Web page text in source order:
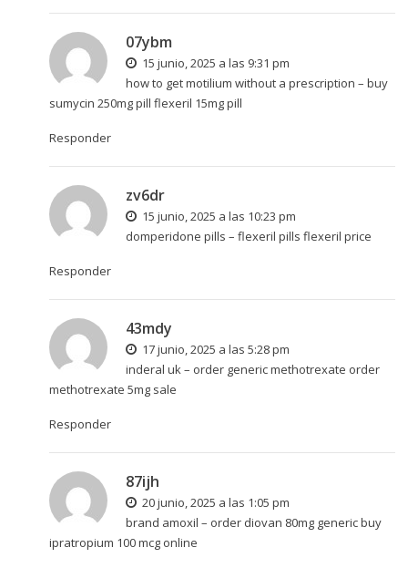
07ybm
15 junio, 2025 a las 9:31 pm
how to get motilium without a prescription – buy
sumycin 250mg pill flexeril 15mg pill
Responder
zv6dr
15 junio, 2025 a las 10:23 pm
domperidone pills – flexeril pills flexeril price
Responder
43mdy
17 junio, 2025 a las 5:28 pm
inderal uk – order generic methotrexate order
methotrexate 5mg sale
Responder
87ijh
20 junio, 2025 a las 1:05 pm
brand amoxil – order diovan 80mg genericbuy
ipratropium 100 mcg online